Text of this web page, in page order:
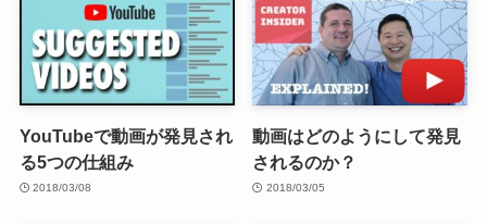
YouTubeで動画が発見され
る5つの仕組み
2018/03/08
動画はどのようにして発見
されるのか？
2018/03/05